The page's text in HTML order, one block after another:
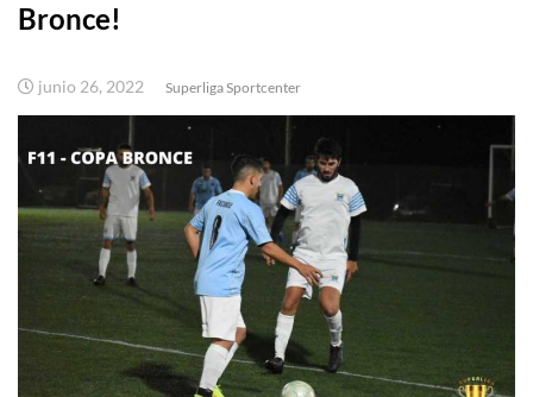
Bronce!
junio 26, 2022 Superliga Sportcenter